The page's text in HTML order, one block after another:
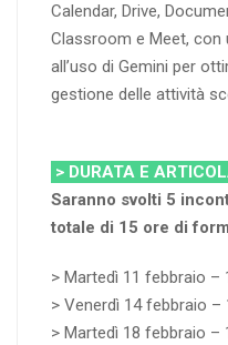
Calendar, Drive,
Classroom e Meet, con
all’uso di Gemini per
gestione delle attività
> DURATA E
Saranno svolti 5
totale di 15 ore di
> Martedì 11 febbraio –
> Venerdì 14 febbraio –
> Martedì 18 febbraio –